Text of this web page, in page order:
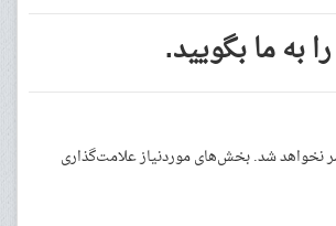
به ما بگویید.
نخواهد شد.بخش‌های موردنیاز علامت‌گذاری